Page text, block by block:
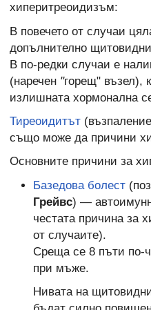
хиперитреоидизъм:
В повечето от случаи
допълнително
В по-редки случаи е
(наречен "горещ" възел),
излишната хормонална
Тиреоидитът
също може да причини
Основните причини за
Базедова болест
Грейвс) —
честата причина за
от случаите).
Среща се 8 пъти по-
при мъже.
Нивата на